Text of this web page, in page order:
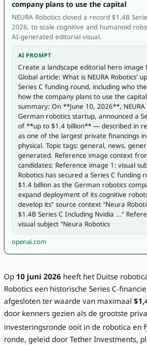
company plans to use the capital
NEURA Robotics closed a record $1.4B
2026, to scale cognitive and humanoid
AI-generated editorial visual.
AI PROMPT
Create a landscape editorial hero image
Global article: What is NEURA Robotics'
Series C funding round, including who
how the company plans to use the
summary: On **June 10, 2026**, NEURA
German robotics startup, announced a
of **up to $1.4 billion** — described in
as one of the largest private financings
physical. Topic tags: general, news,
generated. Reference image context
candidates: Reference image 1: visual
Robotics has secured a Series C funding
$1.4 billion as the German robotics
expand deployment of its cognitive
develop its" source context "Neura
$1.4B Series C Including Nvidia ..."
visual subject "Neura Robotics
openai.com
Op 10 juni 2026 heeft het Duitse
Robotics een historische Series C-
afgesloten ter waarde van maximaal
door kenners gezien als de grootste
investeringsronde ooit in de robotica en
ronde, geleid door Tether Investments,